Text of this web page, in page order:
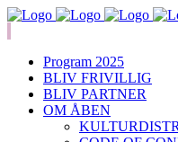
Program 2025
BLIV FRIVILLIG
BLIV PARTNER
OM ÅBEN